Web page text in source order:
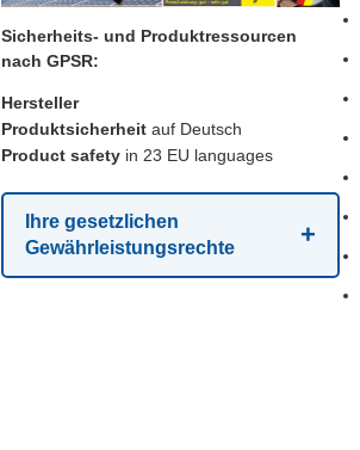
Sicherheits- und Produktressourcen
nach GPSR:
Hersteller
Produktsicherheitauf Deutsch
Product safetyin 23 EU languages
Ihre gesetzlichen
Gewährleistungsrechte